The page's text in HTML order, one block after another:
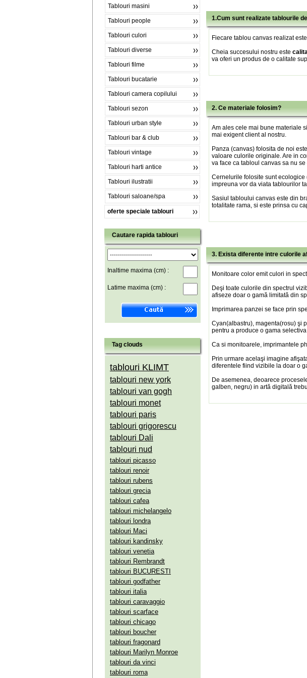
Tablouri masini
Tablouri people
Tablouri culori
Tablouri diverse
Tablouri filme
Tablouri bucatarie
Tablouri camera copilului
Tablouri sezon
Tablouri urban style
Tablouri bar & club
Tablouri vintage
Tablouri harti antice
Tablouri ilustratii
Tablouri saloane/spa
oferte speciale tablouri
Cautare rapida tablouri
Inaltime maxima (cm) :
Latime maxima (cm) :
Tag clouds
tablouri KLIMT
tablouri new york
tablouri van gogh
tablouri monet
tablouri paris
tablouri grigorescu
tablouri Dali
tablouri nud
tablouri picasso
tablouri renoir
tablouri rubens
tablouri grecia
tablouri cafea
tablouri michelangelo
tablouri londra
tablouri Maci
tablouri kandinsky
tablouri venetia
tablouri Rembrandt
tablouri BUCURESTI
tablouri godfather
tablouri italia
tablouri caravaggio
tablouri scarface
tablouri chicago
tablouri boucher
tablouri fragonard
tablouri Marilyn Monroe
tablouri da vinci
tablouri roma
1.Cum sunt realizate tablourile
Fiecare tablou canvas realizat
Cheia succesului nostru este
va oferi un produs de o calitate
2. Ce materiale folosim?
Am ales cele mai bune materiale
mai exigent client al nostru.
Panza (canvas) folosita de noi
valoare culorile originale. Are in
va face ca tabloul canvas sa nu
Cernelurile folosite sunt
impreuna vor da viata tablourilor
Sasiul tabloului canvas este din
totalitate rama, si este prinsa cu
3. Exista diferente intre culorile
Monitoare color emit culori in
Deşi toate culorile din spectrul
afiseze doar o gamă limitată din
Imprimarea panzei se face prin
Cyan(albastru), magenta(rosu) şi
pentru a produce o gama
Ca si monitoarele, imprimantele
Prin urmare acelaşi imagine
diferentele fiind vizibile la doar o
De asemenea, deoarece
galben, negru) in artă digitală